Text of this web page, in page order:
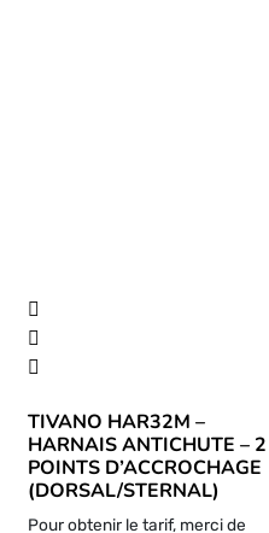
TIVANO HAR32M –
HARNAIS ANTICHUTE – 2
POINTS D’ACCROCHAGE
(DORSAL/STERNAL)
Pour obtenir le tarif, merci de